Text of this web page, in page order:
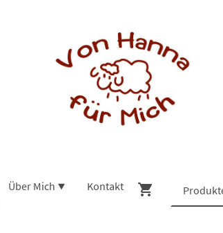
Über Mich Kontakt